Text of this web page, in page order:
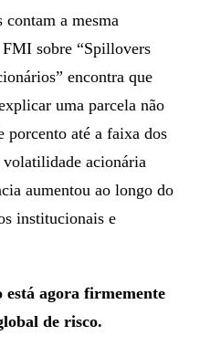
a mesma
sobre “Spillovers
encontra que
uma parcela não
até a faixa dos
acionária
aumentou ao longo do
institucionais e
está agora firmemente
de risco.